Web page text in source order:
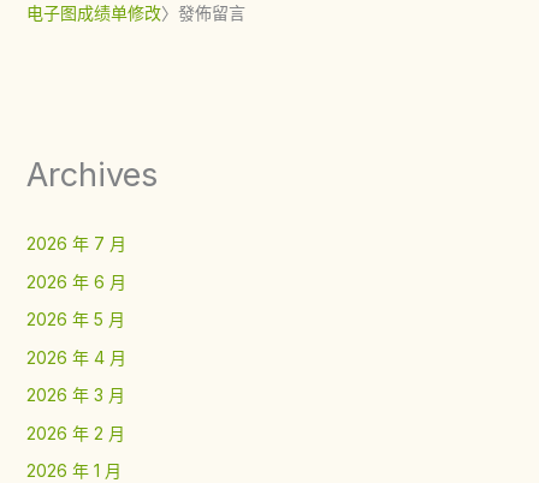
电子图成绩单修改〉發佈留言
Archives
2026 年 7 月
2026 年 6 月
2026 年 5 月
2026 年 4 月
2026 年 3 月
2026 年 2 月
2026 年 1 月